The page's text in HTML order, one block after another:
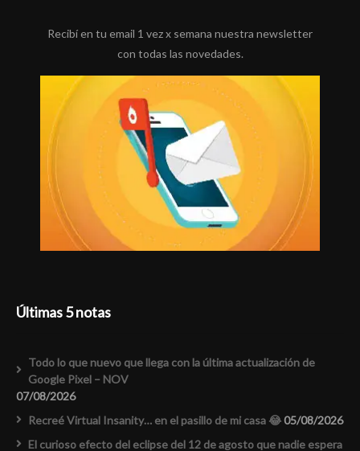
Recibí en tu email 1 vez x semana nuestra newsletter
con todas las novedades.
Últimas 5 notas
Todo lo que nuevo que llega con la última actualización de
Google Pixel – NOV
07/08/2026
Recreé Virtual Insanity… en el pasillo de mi casa 😂05/08/2026
El curioso efecto del eclipse del 12 de agosto que nadie espera